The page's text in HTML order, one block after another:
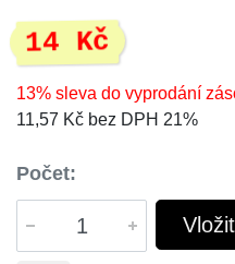
14 Kč
13% sleva do vyprodání
11,57 Kč bez DPH 21%
Počet: